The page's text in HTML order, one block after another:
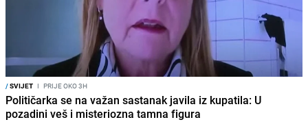
/SVIJET I PRIJE OKO 3H
Političarka se na važan sastanak javila iz kupatila: U
pozadini veš i misteriozna tamna figura